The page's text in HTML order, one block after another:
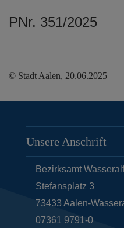
PNr. 351/2025
© Stadt Aalen, 20.06.2025
Unsere Anschrift
Bezirksamt
Stefansplatz 3
73433 Aalen-
07361 9791-0